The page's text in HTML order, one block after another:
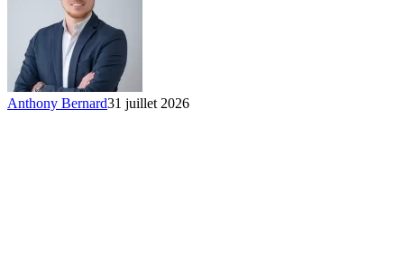
Anthony Bernard31 juillet 2026